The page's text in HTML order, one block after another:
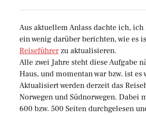
Aus aktuellem Anlass dachte ich,
ein wenig darüber berichten, wie es
Reiseführer zu aktualisieren.
Alle zwei Jahre steht diese Aufgabe
Haus, und momentan war bzw. ist es
Aktualisiert werden derzeit das
Norwegen und Südnorwegen. Dabei
600 bzw. 500 Seiten durchgelesen